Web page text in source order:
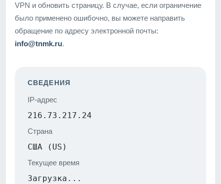
VPN и обновить страницу. В случае, если ограничение
было применено ошибочно, вы можете направить
обращение по адресу электронной почты:
info@tnmk.ru.
СВЕДЕНИЯ
IP-адрес
216.73.217.24
Страна
США (US)
Текущее время
Загрузка...